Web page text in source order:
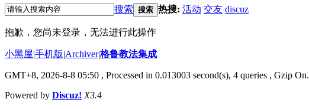
搜索 搜索 热搜: 活动 交友 discuz
抱歉，您尚未登录，无法进行此操作
小黑屋|手机版|Archiver|格鲁教法集成
GMT+8, 2026-8-8 05:50 , Processed in 0.013003 second(s), 4 queries , Gzip On.
Powered by Discuz! X3.4